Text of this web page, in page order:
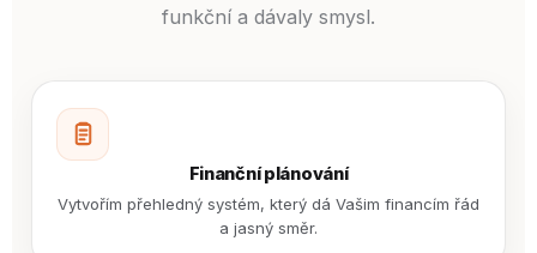
funkční a dávaly smysl.
Finanční plánování
Vytvořím přehledný systém, který dá Vašim financím řád
a jasný směr.